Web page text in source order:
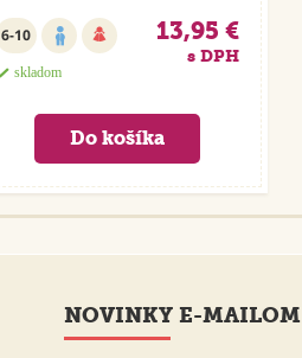
6-10
skladom
13,95 €
s DPH
NOVINKY E-MAILOM